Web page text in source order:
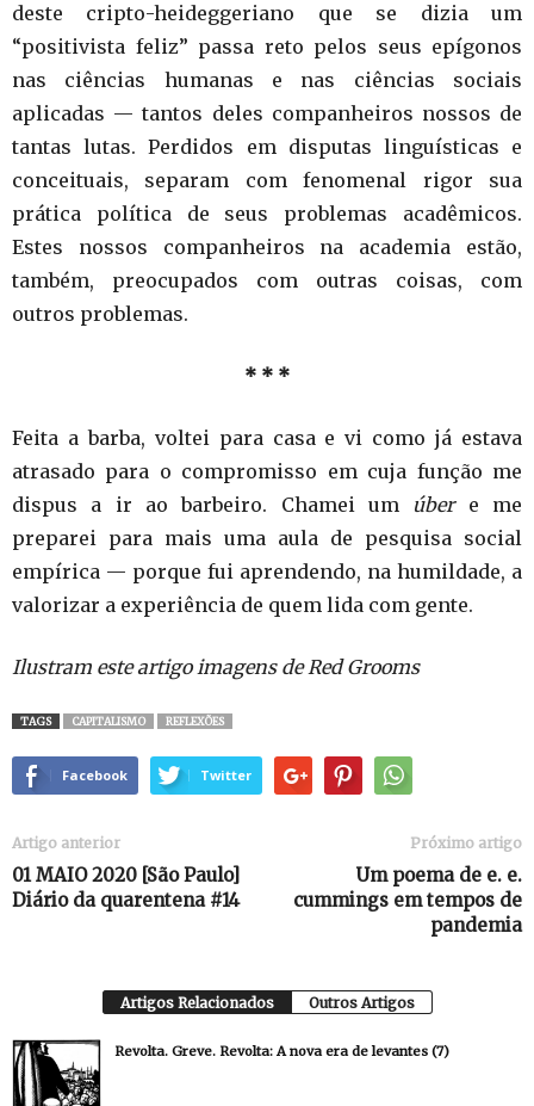
deste cripto-heideggeriano que se dizia um
“positivista feliz” passa reto pelos seus epígonos
nas ciências humanas e nas ciências sociais
aplicadas — tantos deles companheiros nossos de
tantas lutas. Perdidos em disputas linguísticas e
conceituais, separam com fenomenal rigor sua
prática política de seus problemas acadêmicos.
Estes nossos companheiros na academia estão,
também, preocupados com outras coisas, com
outros problemas.
* * *
Feita a barba, voltei para casa e vi como já estava
atrasado para o compromisso em cuja função me
dispus a ir ao barbeiro. Chamei um úbere me
preparei para mais uma aula de pesquisa social
empírica — porque fui aprendendo, na humildade, a
valorizar a experiência de quem lida com gente.
Ilustram este artigo imagens de Red Grooms
TAGS CAPITALISMO REFLEXÕES
Facebook Twitter
Artigo anterior
01 MAIO 2020 [São Paulo]
Diário da quarentena #14
Próximo artigo
Um poema de e. e.
cummings em tempos de
pandemia
Artigos Relacionados Outros Artigos
Revolta. Greve. Revolta: A nova era de levantes (7)